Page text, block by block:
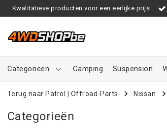
Kwalitatieve producten voor een eerlijke prijs
Categorieën Camping Suspension
Terug naar Patrol Offroad-Parts Nissan
Categorieën